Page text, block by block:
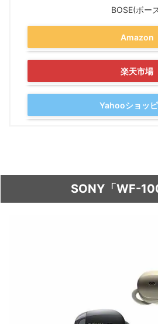
BOSE(ボー
Amazon
楽天市場
Yahooショッ
SONY「WF-